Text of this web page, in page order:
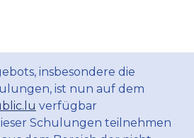
insbesondere die
ist nun auf dem
verfügbar
Schulungen teilnehmen